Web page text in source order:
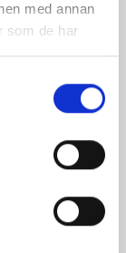
med annan
som de har